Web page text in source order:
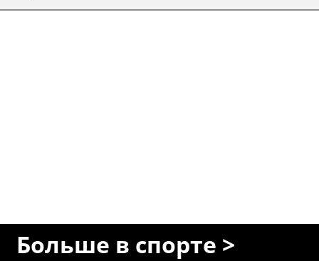
Больше в спорте >